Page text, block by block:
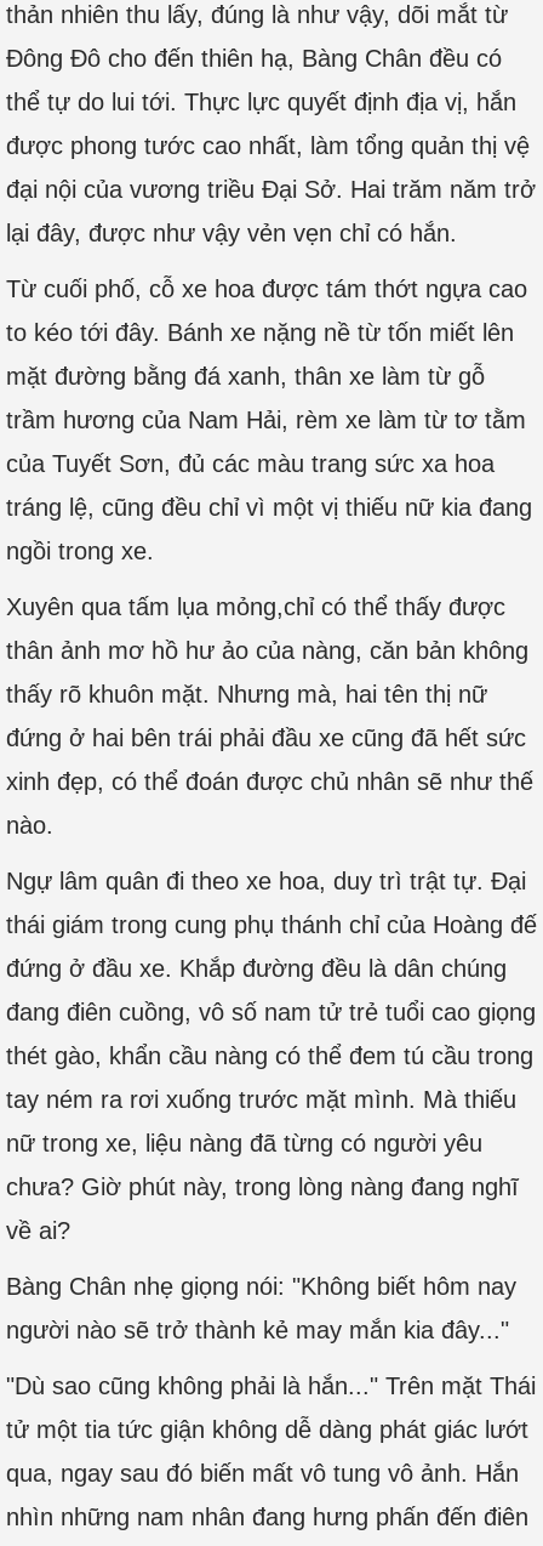
thản nhiên thu lấy, đúng là như vậy, dõi mắt từ
Đông Đô cho đến thiên hạ, Bàng Chân đều có
thể tự do lui tới. Thực lực quyết định địa vị, hắn
được phong tước cao nhất, làm tổng quản thị vệ
đại nội của vương triều Đại Sở. Hai trăm năm trở
lại đây, được như vậy vẻn vẹn chỉ có hắn.
Từ cuối phố, cỗ xe hoa được tám thớt ngựa cao
to kéo tới đây. Bánh xe nặng nề từ tốn miết lên
mặt đường bằng đá xanh, thân xe làm từ gỗ
trầm hương của Nam Hải, rèm xe làm từ tơ tằm
của Tuyết Sơn, đủ các màu trang sức xa hoa
tráng lệ, cũng đều chỉ vì một vị thiếu nữ kia đang
ngồi trong xe.
Xuyên qua tấm lụa mỏng,chỉ có thể thấy được
thân ảnh mơ hồ hư ảo của nàng, căn bản không
thấy rõ khuôn mặt. Nhưng mà, hai tên thị nữ
đứng ở hai bên trái phải đầu xe cũng đã hết sức
xinh đẹp, có thể đoán được chủ nhân sẽ như thế
nào.
Ngự lâm quân đi theo xe hoa, duy trì trật tự. Đại
thái giám trong cung phụ thánh chỉ của Hoàng đế
đứng ở đầu xe. Khắp đường đều là dân chúng
đang điên cuồng, vô số nam tử trẻ tuổi cao giọng
thét gào, khẩn cầu nàng có thể đem tú cầu trong
tay ném ra rơi xuống trước mặt mình. Mà thiếu
nữ trong xe, liệu nàng đã từng có người yêu
chưa? Giờ phút này, trong lòng nàng đang nghĩ
về ai?
Bàng Chân nhẹ giọng nói: "Không biết hôm nay
người nào sẽ trở thành kẻ may mắn kia đây..."
"Dù sao cũng không phải là hắn..." Trên mặt Thái
tử một tia tức giận không dễ dàng phát giác lướt
qua, ngay sau đó biến mất vô tung vô ảnh. Hắn
nhìn những nam nhân đang hưng phấn đến điên